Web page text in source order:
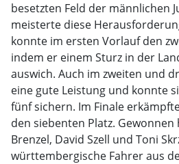
besetzten Feld der männlichen
meisterte diese
konnte im ersten Vorlauf den
indem er einem Sturz in der
auswich. Auch im zweiten und
eine gute Leistung und konnte
fünf sichern. Im Finale
den siebenten Platz. Gewonnen
Brenzel, David Szell und Toni
württembergische Fahrer aus